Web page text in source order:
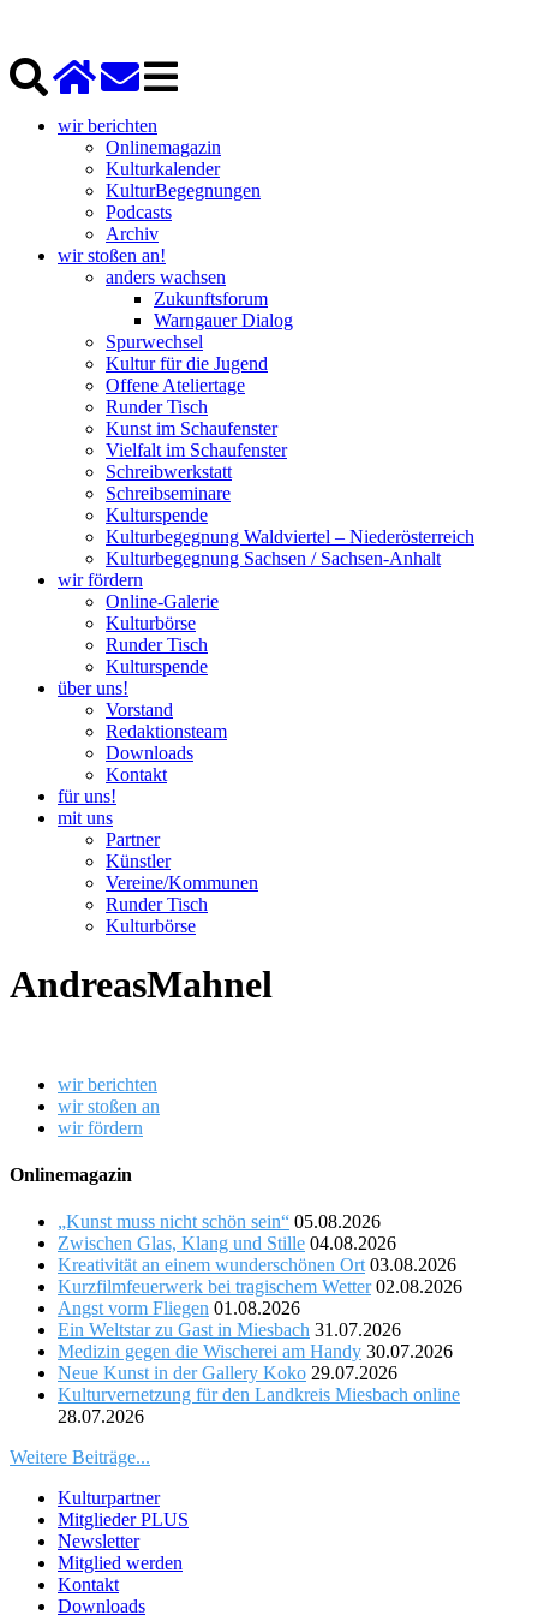
wir berichten
Onlinemagazin
Kulturkalender
KulturBegegnungen
Podcasts
Archiv
wir stoßen an!
anders wachsen
Zukunftsforum
Warngauer Dialog
Spurwechsel
Kultur für die Jugend
Offene Ateliertage
Runder Tisch
Kunst im Schaufenster
Vielfalt im Schaufenster
Schreibwerkstatt
Schreibseminare
Kulturspende
Kulturbegegnung Waldviertel – Niederösterreich
Kulturbegegnung Sachsen / Sachsen-Anhalt
wir fördern
Online-Galerie
Kulturbörse
Runder Tisch
Kulturspende
über uns!
Vorstand
Redaktionsteam
Downloads
Kontakt
für uns!
mit uns
Partner
Künstler
Vereine/Kommunen
Runder Tisch
Kulturbörse
AndreasMahnel
wir berichten
wir stoßen an
wir fördern
Onlinemagazin
„Kunst muss nicht schön sein“ 05.08.2026
Zwischen Glas, Klang und Stille 04.08.2026
Kreativität an einem wunderschönen Ort 03.08.2026
Kurzfilmfeuerwerk bei tragischem Wetter 02.08.2026
Angst vorm Fliegen 01.08.2026
Ein Weltstar zu Gast in Miesbach 31.07.2026
Medizin gegen die Wischerei am Handy 30.07.2026
Neue Kunst in der Gallery Koko 29.07.2026
Kulturvernetzung für den Landkreis Miesbach online
28.07.2026
Weitere Beiträge...
Kulturpartner
Mitglieder PLUS
Newsletter
Mitglied werden
Kontakt
Downloads